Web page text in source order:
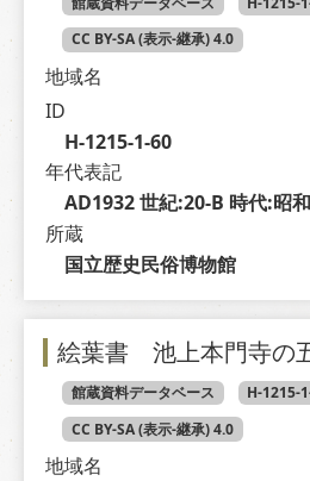
CC BY-SA (表示-継承) 4.0
地域名
ID
H-1215-1-60
年代表記
AD1932 世紀:20-B 時代:昭
所蔵
国立歴史民俗博物館
絵葉書 池上本門寺の
館蔵資料データベース
H-1215-
CC BY-SA (表示-継承) 4.0
地域名